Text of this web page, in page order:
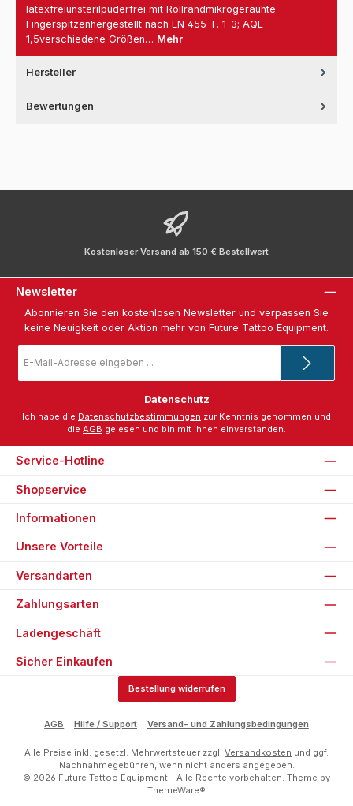
latexfreiunsterilpuderfrei mit Rollrandmikrogerauhte
Fingerspitzenhergestellt nach EN 455 T. 1-3; AQL
1,5verschiedene Größen… Mehr
Hersteller
Bewertungen
Kostenloser Versand ab 150 € Bestellwert
Newsletter
Abonnieren Sie den kostenlosen Newsletter und verpassen Sie
keine Neuigkeit oder Aktion mehr von Future Tattoo Equipment.
Mail-
*
Datenschutz
Ich habe die Datenschutzbestimmungen zur Kenntnis genommen und
die AGB gelesen und bin mit ihnen einverstanden.
Service-Hotline
Shopservice
Informationen
Unsere Vorteile
Versandarten
Zahlungsarten
Ladengeschäft
Sicher Einkaufen
Bestellung widerrufen
AGB Hilfe / Support Versand- und Zahlungsbedingungen
Alle Preise inkl. gesetzl. Mehrwertsteuer zzgl. Versandkosten und ggf.
Nachnahmegebühren, wenn nicht anders angegeben.
© 2026 Future Tattoo Equipment - Alle Rechte vorbehalten. Theme by
ThemeWare®